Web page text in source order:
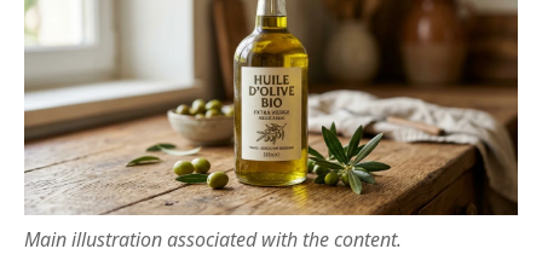
Main illustration associated with the content.